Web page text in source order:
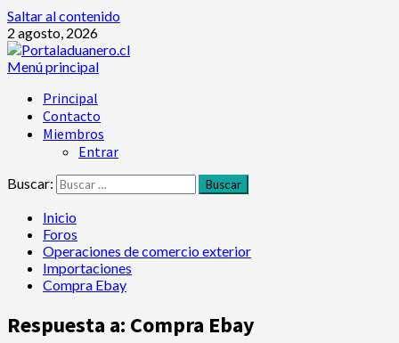
Saltar al contenido
2 agosto, 2026
Menú principal
Principal
Contacto
Miembros
Entrar
Buscar:
Inicio
Foros
Operaciones de comercio exterior
Importaciones
Compra Ebay
Respuesta a: Compra Ebay